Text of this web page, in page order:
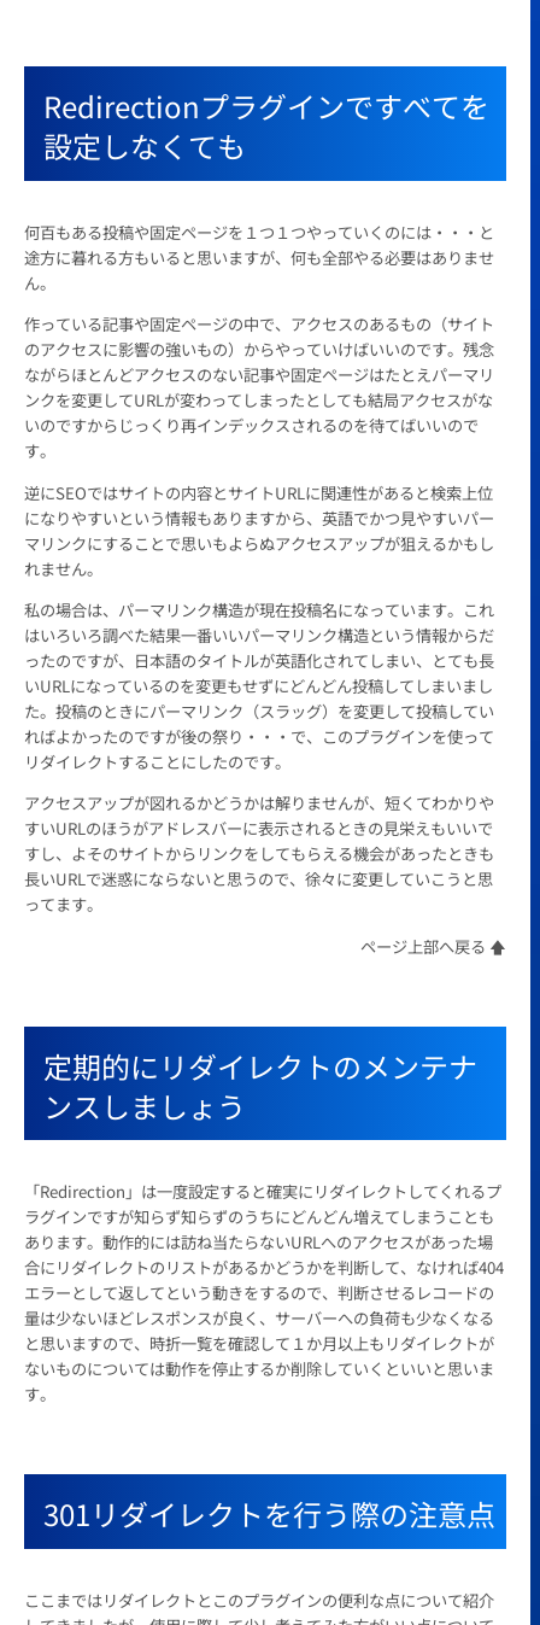
Redirectionプラグインですべてを
設定しなくても
何百もある投稿や固定ページを１つ１つやっていくのには・・・と
途方に暮れる方もいると思いますが、何も全部やる必要はありませ
ん。
作っている記事や固定ページの中で、アクセスのあるもの（サイト
のアクセスに影響の強いもの）からやっていけばいいのです。残念
ながらほとんどアクセスのない記事や固定ページはたとえパーマリ
ンクを変更してURLが変わってしまったとしても結局アクセスがな
いのですからじっくり再インデックスされるのを待てばいいので
す。
逆にSEOではサイトの内容とサイトURLに関連性があると検索上位
になりやすいという情報もありますから、英語でかつ見やすいパー
マリンクにすることで思いもよらぬアクセスアップが狙えるかもし
れません。
私の場合は、パーマリンク構造が現在投稿名になっています。これ
はいろいろ調べた結果一番いいパーマリンク構造という情報からだ
ったのですが、日本語のタイトルが英語化されてしまい、とても長
いURLになっているのを変更もせずにどんどん投稿してしまいまし
た。投稿のときにパーマリンク（スラッグ）を変更して投稿してい
ればよかったのですが後の祭り・・・で、このプラグインを使って
リダイレクトすることにしたのです。
アクセスアップが図れるかどうかは解りませんが、短くてわかりや
すいURLのほうがアドレスバーに表示されるときの見栄えもいいで
すし、よそのサイトからリンクをしてもらえる機会があったときも
長いURLで迷惑にならないと思うので、徐々に変更していこうと思
ってます。
ページ上部へ戻る 🡅
定期的にリダイレクトのメンテナ
ンスしましょう
「Redirection」は一度設定すると確実にリダイレクトしてくれるプ
ラグインですが知らず知らずのうちにどんどん増えてしまうことも
あります。動作的には訪ね当たらないURLへのアクセスがあった場
合にリダイレクトのリストがあるかどうかを判断して、なければ404
エラーとして返してという動きをするので、判断させるレコードの
量は少ないほどレスポンスが良く、サーバーへの負荷も少なくなる
と思いますので、時折一覧を確認して１か月以上もリダイレクトが
ないものについては動作を停止するか削除していくといいと思いま
す。
301リダイレクトを行う際の注意点
ここまではリダイレクトとこのプラグインの便利な点について紹介